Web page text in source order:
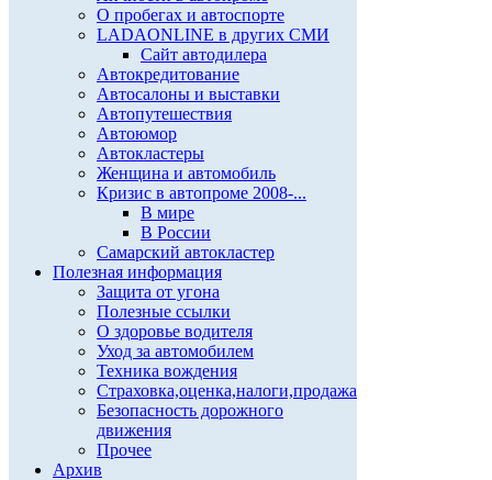
О пробегах и автоспорте
LADAONLINE в других СМИ
Сайт автодилера
Автокредитование
Автосалоны и выставки
Автопутешествия
Автоюмор
Автокластеры
Женщина и автомобиль
Кризис в автопроме 2008-...
В мире
В России
Самарский автокластер
Полезная информация
Защита от угона
Полезные ссылки
О здоровье водителя
Уход за автомобилем
Техника вождения
Страховка,оценка,налоги,продажа
Безопасность дорожного
движения
Прочее
Архив